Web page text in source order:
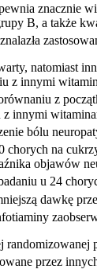
znacznie
B, a także
z innymi
z
innymi
bólu
chorych na
objawów
u 24
dawkę
przez